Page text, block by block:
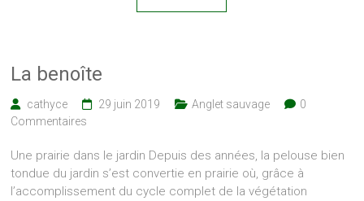
La benoîte
cathyce 29 juin 2019 Anglet sauvage
0
Commentaires
Une prairie dans le jardin Depuis des années, la pelouse bien
tondue du jardin s’est convertie en prairie où, grâce à
l’accomplissement du cycle complet de la végétation